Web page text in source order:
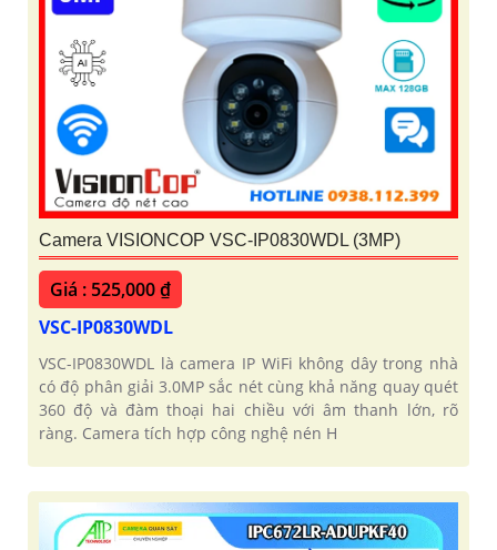
Camera VISIONCOP VSC-IP0830WDL (3MP)
Giá : 525,000 ₫
VSC-IP0830WDL
VSC-IP0830WDL là camera IP WiFi không dây trong nhà
có độ phân giải 3.0MP sắc nét cùng khả năng quay quét
360 độ và đàm thoại hai chiều với âm thanh lớn, rõ
ràng. Camera tích hợp công nghệ nén H